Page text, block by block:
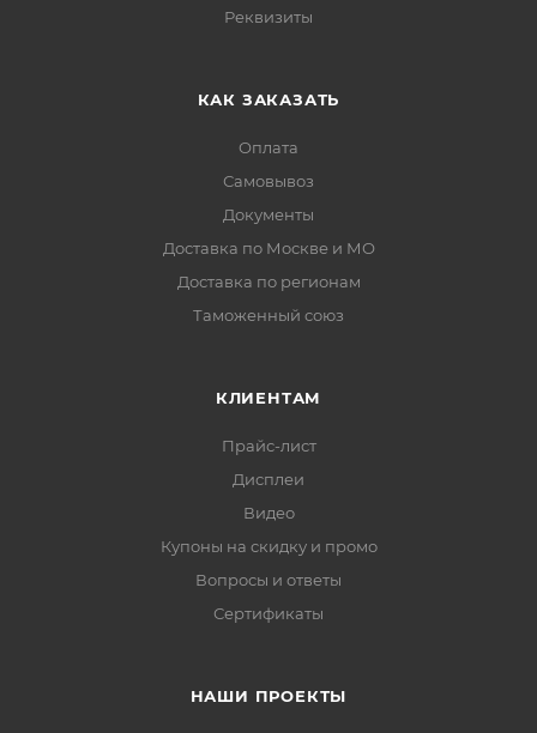
Реквизиты
КАК ЗАКАЗАТЬ
Оплата
Самовывоз
Документы
Доставка по Москве и МО
Доставка по регионам
Таможенный союз
КЛИЕНТАМ
Прайс-лист
Дисплеи
Видео
Купоны на скидку и промо
Вопросы и ответы
Сертификаты
НАШИ ПРОЕКТЫ